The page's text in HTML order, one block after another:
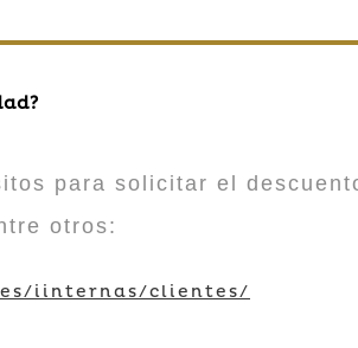
para solicitar el
otros:
iinternas/clientes/